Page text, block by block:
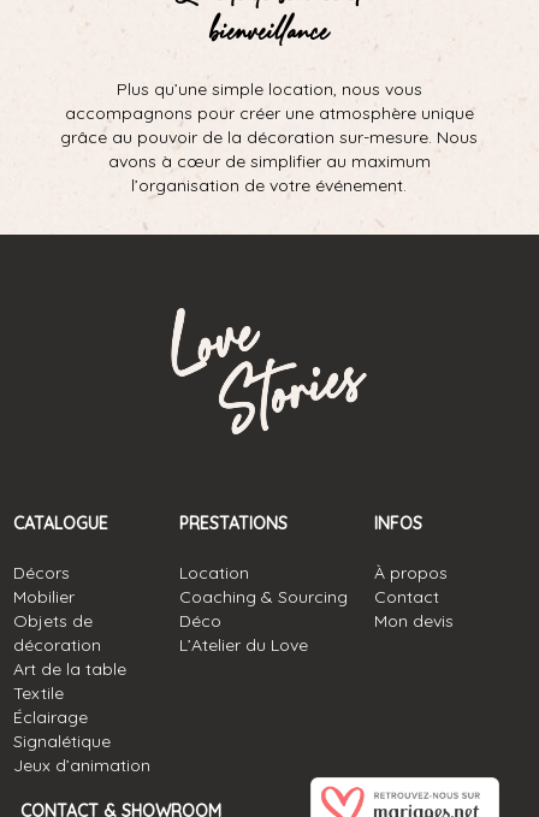
bienveillance
Plus qu’une simple location, nous vous
accompagnons pour créer une atmosphère unique
grâce au pouvoir de la décoration sur-mesure. Nous
avons à cœur de simplifier au maximum
l’organisation de votre événement.
CATALOGUE
Décors
Mobilier
Objets de
décoration
Art de la table
Textile
Éclairage
Signalétique
Jeux d’animation
PRESTATIONS
Location
Coaching & Sourcing
Déco
L’Atelier du Love
INFOS
À propos
Contact
Mon devis
CONTACT & SHOWROOM